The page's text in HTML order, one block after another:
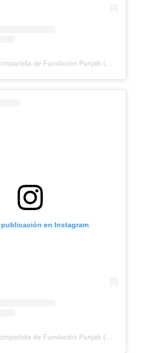
Una publicación compartida de Fundación Punjab (@fundacionpunjab)
publicación en Instagram
Una publicación compartida de Fundación Punjab (@fundacionpunjab)